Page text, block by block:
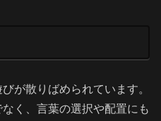
が散りばめられています。
く、言葉の選択や配置にも